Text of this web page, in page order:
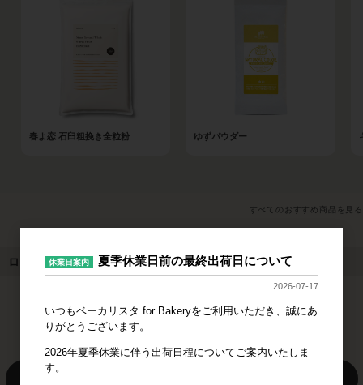
春よ恋 石臼粗挽き全粒粉 ゆずパウダー
すべてのおすすめ商品を見る
ログイン
パスワード
休業日案内 夏季休業日前の最終出荷日について
2026-07-17
いつもベーカリスタ for Bakeryをご利用いただき、誠にあ
りがとうございます。
2026年夏季休業に伴う出荷日程についてご案内いたしま
す。